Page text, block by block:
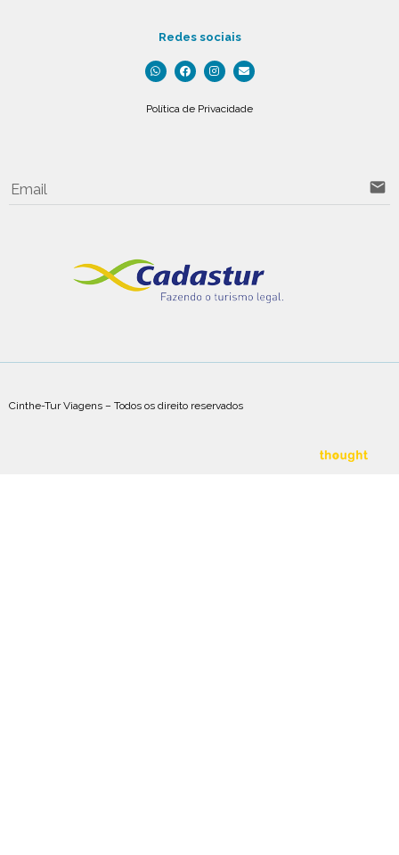
Redes sociais
Política de Privacidade
Email email
Cinthe-Tur Viagens – Todos os direito reservados